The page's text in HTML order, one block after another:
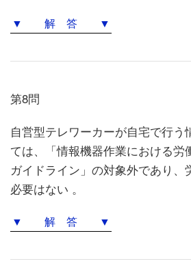
▼ 解 答 ▼
第8問
自営型テレワーカーが自宅で行う
ては、「情報機器作業における労
ガイドライン」の対象外であり、
必要はない 。
▼ 解 答 ▼